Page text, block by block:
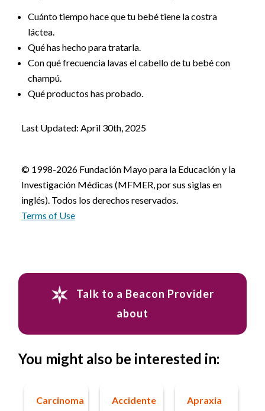
Cuánto tiempo hace que tu bebé tiene la costra
láctea.
Qué has hecho para tratarla.
Con qué frecuencia lavas el cabello de tu bebé con
champú.
Qué productos has probado.
Last Updated: April 30th, 2025
© 1998-2026 Fundación Mayo para la Educación y la
Investigación Médicas (MFMER, por sus siglas en
inglés). Todos los derechos reservados.
Terms of Use
Talk to a Beacon Provider
about
You might also be interested in:
Carcinoma
Accidente
Apraxia